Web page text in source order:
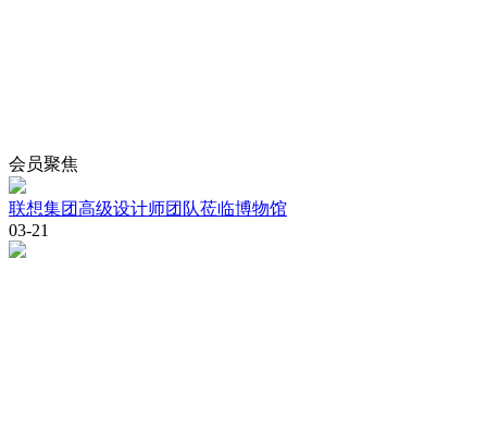
会员聚焦
联想集团高级设计师团队莅临博物馆
03-21